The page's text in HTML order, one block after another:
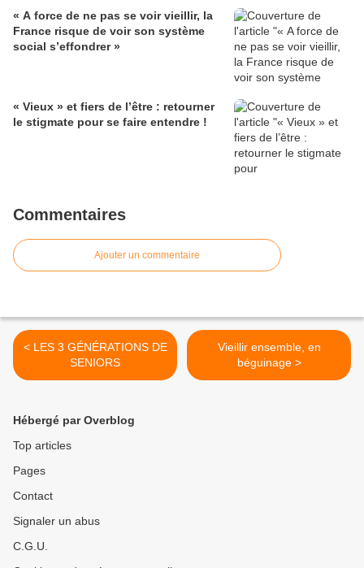
« A force de ne pas se voir vieillir, la
France risque de voir son système
social s’effondrer »
« Vieux » et fiers de l’être : retourner
le stigmate pour se faire entendre !
Commentaires
Ajouter un commentaire
< LES 3 GÉNÉRATIONS DE
SENIORS
Vieillir ensemble, en
béguinage >
Hébergé par Overblog
Top articles
Pages
Contact
Signaler un abus
C.G.U.